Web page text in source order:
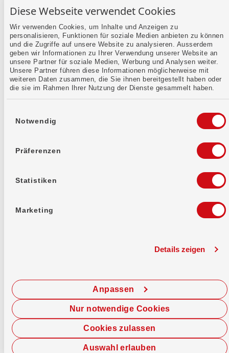
Diese Webseite verwendet Cookies
Wir verwenden Cookies, um Inhalte und Anzeigen zu
personalisieren, Funktionen für soziale Medien anbieten zu können
und die Zugriffe auf unsere Website zu analysieren. Ausserdem
geben wir Informationen zu Ihrer Verwendung unserer Website an
unsere Partner für soziale Medien, Werbung und Analysen weiter.
Unsere Partner führen diese Informationen möglicherweise mit
weiteren Daten zusammen, die Sie ihnen bereitgestellt haben oder
die sie im Rahmen Ihrer Nutzung der Dienste gesammelt haben.
Notwendig
Präferenzen
Statistiken
Marketing
Details zeigen
Cookies zulassen
Anpassen
Auswahl erlauben
Nur notwendige Cookies
Mehr erfahren
Kontaktformular
Jetzt chatten